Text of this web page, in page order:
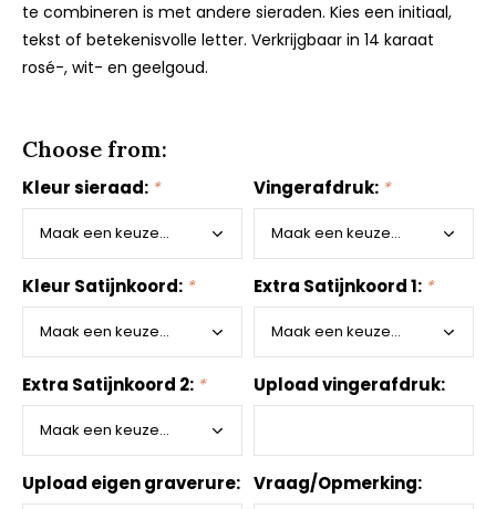
te combineren is met andere sieraden. Kies een initiaal,
tekst of betekenisvolle letter. Verkrijgbaar in 14 karaat
rosé-, wit- en geelgoud.
Choose from:
Kleur sieraad: * Vingerafdruk: *
Kleur Satijnkoord: * Extra Satijnkoord 1: *
Extra Satijnkoord 2: * Upload vingerafdruk:
Upload eigen graverure: Vraag/Opmerking: